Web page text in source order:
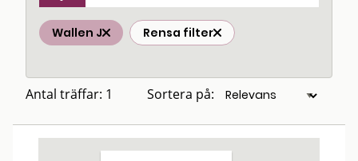
Wallen J Rensa filter
Antal träffar: 1 Sortera på: